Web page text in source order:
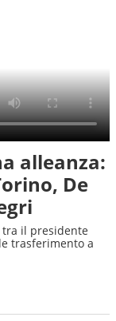
alleanza:
De
il presidente
trasferimento a